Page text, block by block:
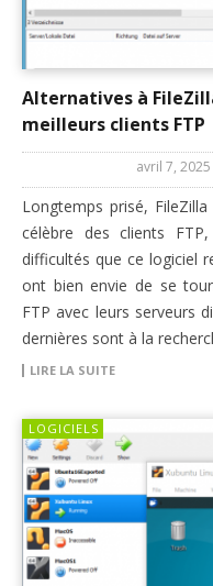
Alternatives à
meilleurs clients FTP
avril 7, 2025
Longtemps prisé,
célèbre des clients
difficultés que ce logiciel
ont bien envie de se
FTP avec leurs serveurs
dernières sont à la
LIRE LA SUITE
LOGICIELS